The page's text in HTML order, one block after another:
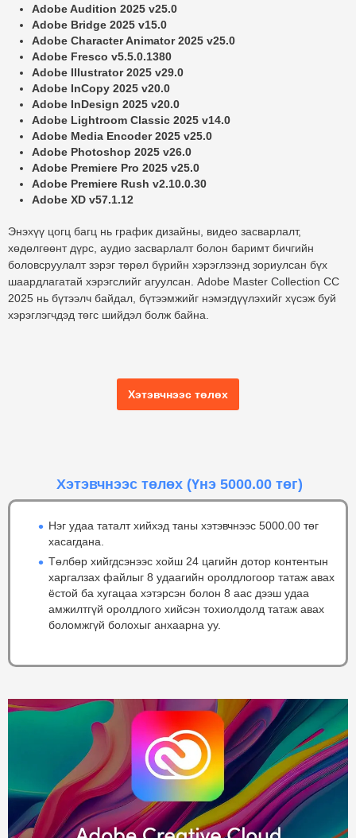
Adobe Audition 2025 v25.0
Adobe Bridge 2025 v15.0
Adobe Character Animator 2025 v25.0
Adobe Fresco v5.5.0.1380
Adobe Illustrator 2025 v29.0
Adobe InCopy 2025 v20.0
Adobe InDesign 2025 v20.0
Adobe Lightroom Classic 2025 v14.0
Adobe Media Encoder 2025 v25.0
Adobe Photoshop 2025 v26.0
Adobe Premiere Pro 2025 v25.0
Adobe Premiere Rush v2.10.0.30
Adobe XD v57.1.12
Энэхүү цогц багц нь график дизайны, видео засварлалт,
хөдөлгөөнт дүрс, аудио засварлалт болон баримт бичгийн
боловсруулалт зэрэг төрөл бүрийн хэрэглээнд зориулсан бүх
шаардлагатай хэрэгслийг агуулсан. Adobe Master Collection CC
2025 нь бүтээлч байдал, бүтээмжийг нэмэгдүүлэхийг хүсэж буй
хэрэглэгчдэд төгс шийдэл болж байна.
Хэтэвчнээс төлөх
Хэтэвчнээс төлөх (Үнэ 5000.00 төг)
Нэг удаа таталт хийхэд таны хэтэвчнээс 5000.00 төг
хасагдана.
Төлбөр хийгдсэнээс хойш 24 цагийн дотор контентын
харгалзах файлыг 8 удаагийн оролдлогоор татаж авах
ёстой ба хугацаа хэтэрсэн болон 8 аас дээш удаа
амжилтгүй оролдлого хийсэн тохиолдолд татаж авах
боломжгүй болохыг анхаарна уу.